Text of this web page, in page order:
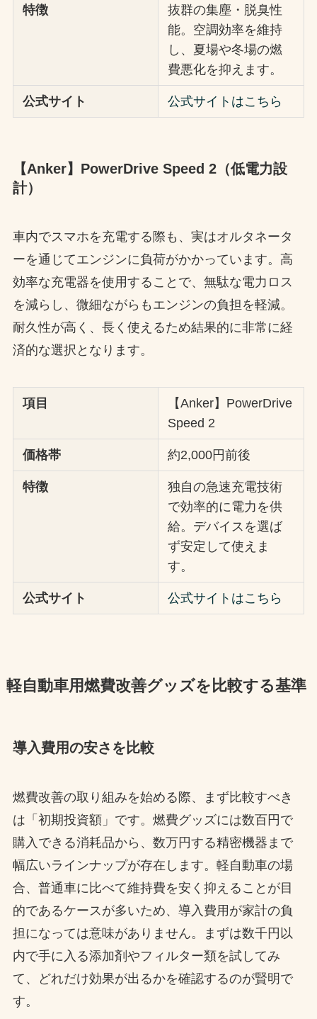
特徴
抜群の集塵・脱臭性
能。空調効率を維持
し、夏場や冬場の燃
費悪化を抑えます。
公式サイト 公式サイトはこちら
【Anker】PowerDrive Speed 2（低電力設
計）
車内でスマホを充電する際も、実はオルタネータ
ーを通じてエンジンに負荷がかかっています。高
効率な充電器を使用することで、無駄な電力ロス
を減らし、微細ながらもエンジンの負担を軽減。
耐久性が高く、長く使えるため結果的に非常に経
済的な選択となります。
項目
【Anker】PowerDrive
Speed 2
価格帯 約2,000円前後
特徴
独自の急速充電技術
で効率的に電力を供
給。デバイスを選ば
ず安定して使えま
す。
公式サイト 公式サイトはこちら
軽自動車用燃費改善グッズを比較する基準
導入費用の安さを比較
燃費改善の取り組みを始める際、まず比較すべき
は「初期投資額」です。燃費グッズには数百円で
購入できる消耗品から、数万円する精密機器まで
幅広いラインナップが存在します。軽自動車の場
合、普通車に比べて維持費を安く抑えることが目
的であるケースが多いため、導入費用が家計の負
担になっては意味がありません。まずは数千円以
内で手に入る添加剤やフィルター類を試してみ
て、どれだけ効果が出るかを確認するのが賢明で
す。